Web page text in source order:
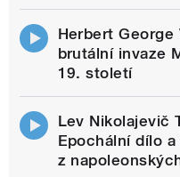
Herbert George
brutální invaze
19. století
Lev Nikolajevič
Epochální dílo
z